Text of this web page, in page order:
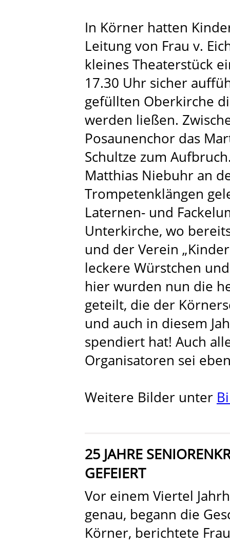
In Körner hatten
Leitung von Frau v.
kleines Theaterstück
17.30 Uhr sicher
gefüllten Oberkirche
werden ließen.
Posaunenchor das
Schultze zum
Matthias Niebuhr an
Trompetenklängen
Laternen- und
Unterkirche, wo
und der Verein
leckere Würstchen
hier wurden nun die
geteilt, die der
und auch in diesem
spendiert hat! Auch
Organisatoren sei
Weitere Bilder unter
25 JAHRE
GEFEIERT
Vor einem Viertel
genau, begann die
Körner, berichtete